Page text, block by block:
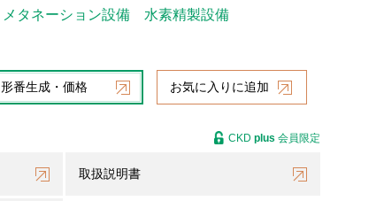
メタネーション設備 水素精製設備
形番生成・価格 お気に入りに追加
取扱説明書
CKD plus 会員限定